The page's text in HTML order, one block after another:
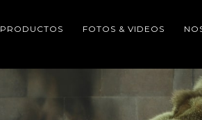
PRODUCTOS FOTOS & VIDEOS